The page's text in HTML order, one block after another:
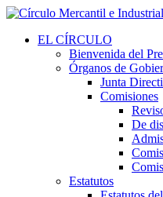
EL CÍRCULO
Bienvenida del
Órganos de
Junta
Comisiones
De
Estatutos